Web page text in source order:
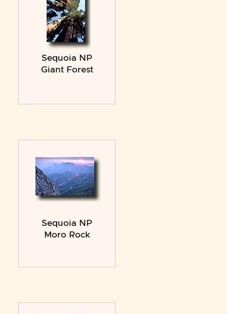
Sequoia NP
Giant Forest
Sequoia NP
Moro Rock